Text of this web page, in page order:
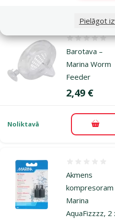
Pielāgot
Barotava –
Marina Worm
Feeder
Atsauksmes
Cena
2,49 €
Noliktavā
Akmens
kompresoram
Marina
AquaFizzzz, 2